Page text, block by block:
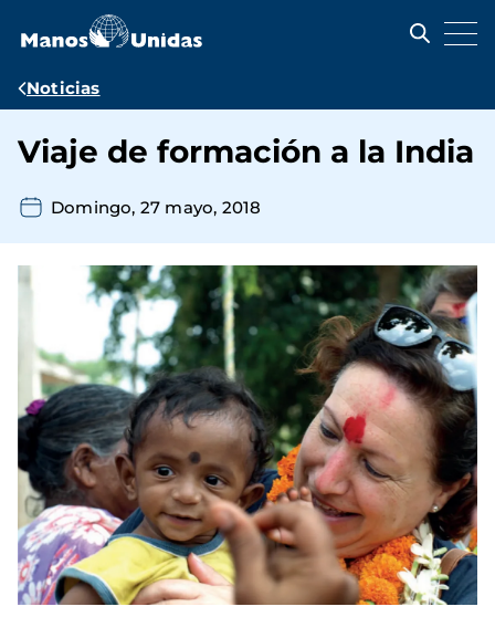
contenido
Ruta
navegación
Noticias
Viaje de formación a la India
Domingo, 27 mayo, 2018